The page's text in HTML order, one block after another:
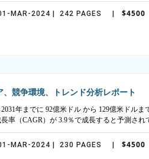
MAR-2024 | 242 PAGES | $4500
競争環境、トレンド分析レポート
年までに 92億米ドル から 129億米ドルま
率（CAGR）が 3.9％で成長すると予測され
MAR-2024 | 230 PAGES | $4500